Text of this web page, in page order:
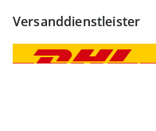
Versanddienstleister